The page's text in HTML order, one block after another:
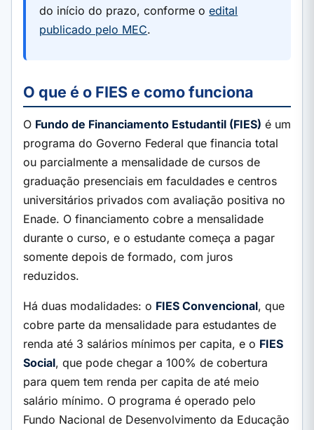
do início do prazo, conforme oedital
publicado pelo MEC.
O que é o FIES e como funciona
O Fundo de Financiamento Estudantil (FIES) é um
programa do Governo Federal que financia total
ou parcialmente a mensalidade de cursos de
graduação presenciais em faculdades e centros
universitários privados com avaliação positiva no
Enade. O financiamento cobre a mensalidade
durante o curso, e o estudante começa a pagar
somente depois de formado, com juros
reduzidos.
Há duas modalidades: o FIES Convencional, que
cobre parte da mensalidade para estudantes de
renda até 3 salários mínimos per capita, e o FIES
Social, que pode chegar a 100% de cobertura
para quem tem renda per capita de até meio
salário mínimo. O programa é operado pelo
Fundo Nacional de Desenvolvimento da Educação